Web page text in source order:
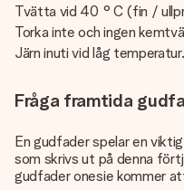
Tvätta vid 40 ° C (fin /
Torka inte och ingen
Järn inuti vid låg temperatur.
Fråga framtida
En gudfader spelar en
som skrivs ut på denna
gudfader onesie kommer